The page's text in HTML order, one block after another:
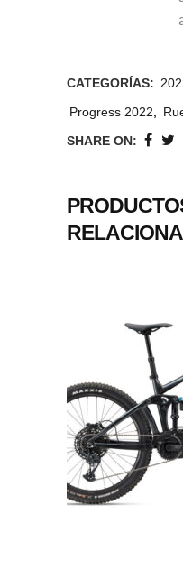
CATEGORÍAS:
Progress 2022,
SHARE ON: